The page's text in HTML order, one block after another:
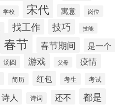
学校 宋代 寓意 岗位
找工作 技巧 技能
春节 春节期间 是一个
汤圆 游戏 父母 疫情
简历 红包 考生 考试
诗人 诗词 还不 都是